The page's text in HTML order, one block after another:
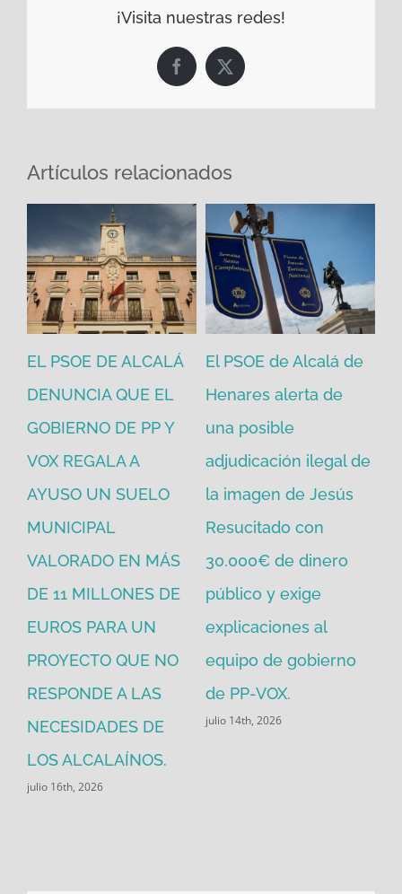
¡Visita nuestras redes!
Facebook
X
Artículos relacionados
EL PSOE DE ALCALÁ
DENUNCIA QUE EL
GOBIERNO DE PP Y
VOX REGALA A
AYUSO UN SUELO
MUNICIPAL
VALORADO EN MÁS
DE 11 MILLONES DE
EUROS PARA UN
PROYECTO QUE NO
RESPONDE A LAS
NECESIDADES DE
LOS ALCALAÍNOS.
julio 16th, 2026
El PSOE de Alcalá de
Henares alerta de
una posible
adjudicación ilegal de
la imagen de Jesús
Resucitado con
30.000€ de dinero
público y exige
explicaciones al
equipo de gobierno
de PP-VOX.
julio 14th, 2026